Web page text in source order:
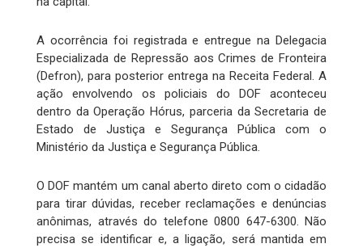
A ocorrência foi registrada e entregue na Delegacia
Especializada de Repressão aos Crimes de Fronteira
(Defron), para posterior entrega na Receita Federal. A
ação envolvendo os policiais do DOF aconteceu
dentro da Operação Hórus, parceria da Secretaria de
Estado de Justiça e Segurança Pública com o
Ministério da Justiça e Segurança Pública.
O DOF mantém um canal aberto direto com o cidadão
para tirar dúvidas, receber reclamações e denúncias
anônimas, através do telefone 0800 647-6300. Não
precisa se identificar e, a ligação, será mantida em